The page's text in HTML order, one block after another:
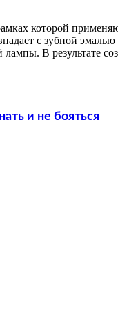
которой
с зубной
В результате
и не бояться